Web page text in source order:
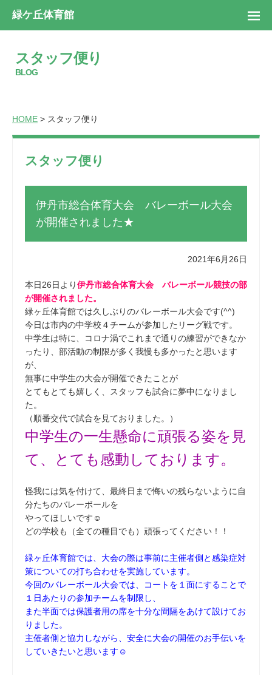
緑ケ丘体育館
スタッフ便り
BLOG
HOME > スタッフ便り
スタッフ便り
伊丹市総合体育大会 バレーボール大会
が開催されました★
2021年6月26日
本日26日より伊丹市総合体育大会 バレーボール競技の部
が開催されました。
緑ヶ丘体育館では久しぶりのバレーボール大会です(^^)
今日は市内の中学校４チームが参加したリーグ戦です。
中学生は特に、コロナ渦でこれまで通りの練習ができなか
ったり、部活動の制限が多く我慢も多かったと思います
が、
無事に中学生の大会が開催できたことが
とてもとても嬉しく、スタッフも試合に夢中になりまし
た。
（順番交代で試合を見ておりました。）
中学生の一生懸命に頑張る姿を見
て、とても感動しております。
怪我には気を付けて、最終日まで悔いの残らないように自
分たちのバレーボールを
やってほしいです☺
どの学校も（全ての種目でも）頑張ってください！！
緑ヶ丘体育館では、大会の際は事前に主催者側と感染症対
策についての打ち合わせを実施しています。
今回のバレーボール大会では、コートを１面にすることで
１日あたりの参加チームを制限し、
また半面では保護者用の席を十分な間隔をあけて設けてお
りました。
主催者側と協力しながら、安全に大会の開催のお手伝いを
していきたいと思います☺